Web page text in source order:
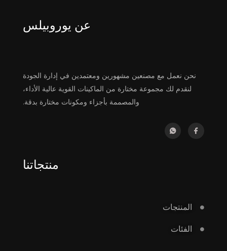
عن يوروبيلس
نحن نعمل مع مصنعين مشهورين ومعتمدين في إدارة الجودة
لنقدم لك مجموعة مختارة من الماكينات القوية عالية الأداء،
والمصممة بأجزاء ومكونات مختارة بدقة.
منتجاتنا
المنتجات
الفئات